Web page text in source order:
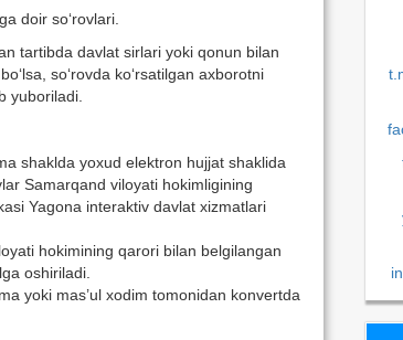
doir sо‘rovlari.
tartibda davlat sirlari yoki qonun bilan
sо‘rovda kо‘rsatilgan axborotni
yuboriladi.
shaklda yoxud elektron hujjat shaklida
Samarqand viloyati hokimligining
Yagona interaktiv davlat xizmatlari
hokimining qarori bilan belgilangan
oshiriladi.
yoki mas’ul xodim tomonidan konvertda